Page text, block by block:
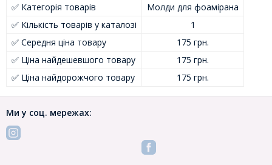
✅ Категорія товарів
Молди для фоамірана
✅ Кількість товарів у каталозі
1
✅ Середня ціна товару
175 грн.
✅ Ціна найдешевшого товару
175 грн.
✅ Ціна найдорожчого товару
175 грн.
Ми у соц. мережах: